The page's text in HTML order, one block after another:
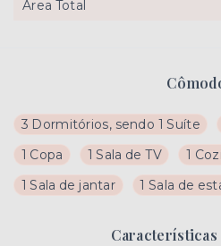
3 Dormitórios, sendo 1 Suíte
1 Copa
1 Sala de TV 1
1 Sala de jantar
1 Sala de
Características
Área Total